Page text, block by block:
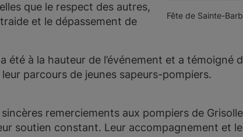
Fête de Sainte-
que le respect des autres,
et le dépassement de
été à la hauteur de l’événement et a témoigné
parcours de jeunes sapeurs-pompiers.
remerciements aux pompiers de
soutien constant. Leur accompagnement et